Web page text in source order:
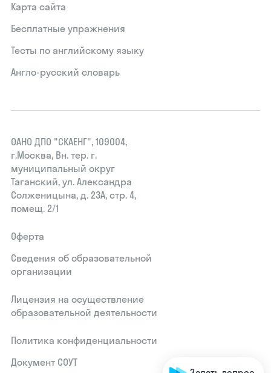
Карта сайта
Бесплатные упражнения
Тесты по английскому языку
Англо-русский словарь
ОАНО ДПО "СКАЕНГ", 109004,
г.Москва, Вн. тер. г.
муниципальный округ
Таганский, ул. Александра
Солженицына, д. 23А, стр. 4,
помещ. 2/1
Оферта
Сведения об образовательной
организации
Лицензия на осуществление
образовательной деятельности
Политика конфиденциальности
Документ СОУТ